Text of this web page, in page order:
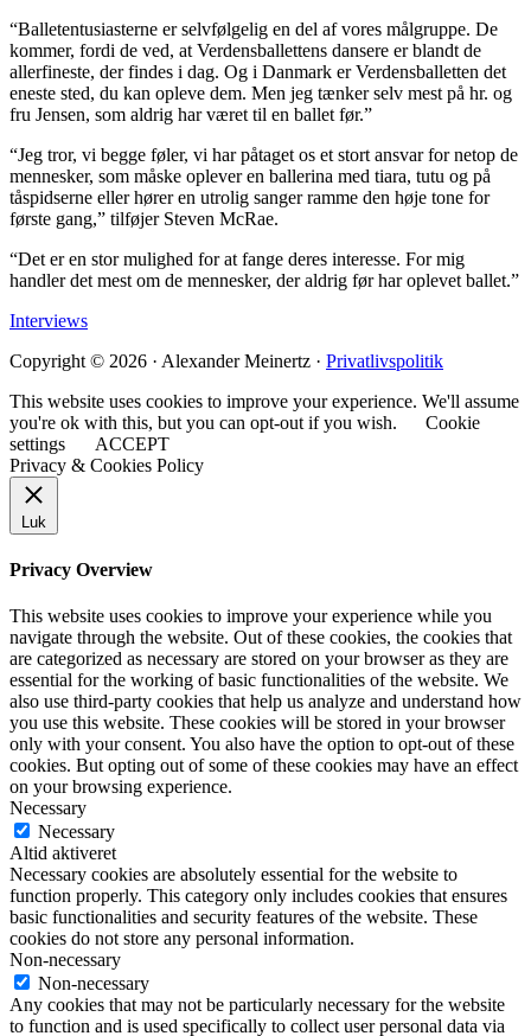
“Balletentusiasterne er selvfølgelig en del af vores målgruppe. De
kommer, fordi de ved, at Verdensballettens dansere er blandt de
allerfineste, der findes i dag. Og i Danmark er Verdensballetten det
eneste sted, du kan opleve dem. Men jeg tænker selv mest på hr. og
fru Jensen, som aldrig har været til en ballet før.”
“Jeg tror, vi begge føler, vi har påtaget os et stort ansvar for netop de
mennesker, som måske oplever en ballerina med tiara, tutu og på
tåspidserne eller hører en utrolig sanger ramme den høje tone for
første gang,” tilføjer Steven McRae.
“Det er en stor mulighed for at fange deres interesse. For mig
handler det mest om de mennesker, der aldrig før har oplevet ballet.”
Interviews
Copyright © 2026 · Alexander Meinertz · Privatlivspolitik
This website uses cookies to improve your experience. We'll assume
you're ok with this, but you can opt-out if you wish.
Cookie
settings
ACCEPT
Privacy & Cookies Policy
Luk
Privacy Overview
This website uses cookies to improve your experience while you
navigate through the website. Out of these cookies, the cookies that
are categorized as necessary are stored on your browser as they are
essential for the working of basic functionalities of the website. We
also use third-party cookies that help us analyze and understand how
you use this website. These cookies will be stored in your browser
only with your consent. You also have the option to opt-out of these
cookies. But opting out of some of these cookies may have an effect
on your browsing experience.
Necessary
Necessary
Altid aktiveret
Necessary cookies are absolutely essential for the website to
function properly. This category only includes cookies that ensures
basic functionalities and security features of the website. These
cookies do not store any personal information.
Non-necessary
Non-necessary
Any cookies that may not be particularly necessary for the website
to function and is used specifically to collect user personal data via